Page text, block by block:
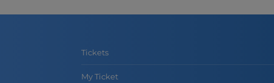
Tickets
My Ticket